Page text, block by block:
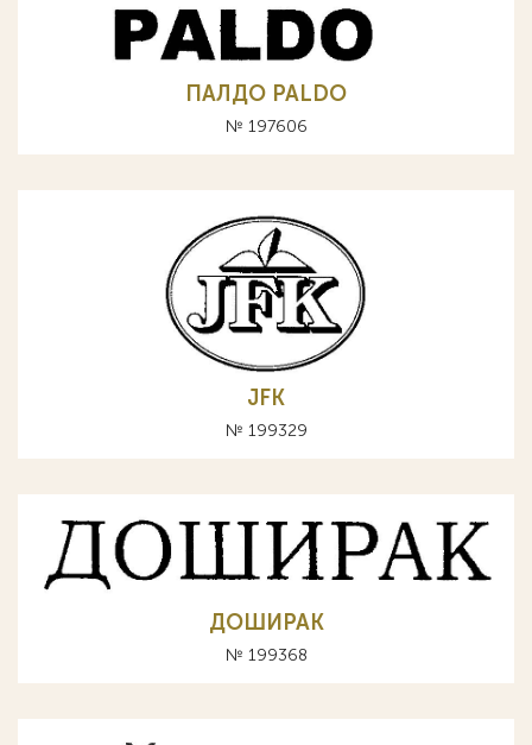
ПАЛДО PALDO
№ 197606
JFK
№ 199329
ДОШИРАК
№ 199368